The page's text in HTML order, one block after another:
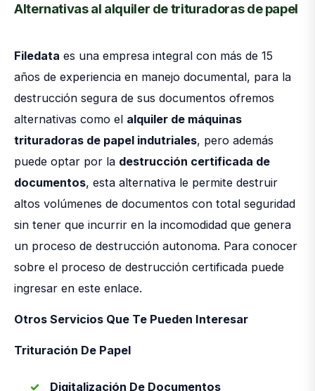
Alternativas al alquiler de trituradoras de papel
Filedata es una empresa integral con más de 15
años de experiencia en manejo documental, para la
destrucción segura de sus documentos ofremos
alternativas como el alquiler de máquinas
trituradoras de papel indutriales, pero además
puede optar por la destrucción certificada de
documentos, esta alternativa le permite destruir
altos volúmenes de documentos con total seguridad
sin tener que incurrir en la incomodidad que genera
un proceso de destrucción autonoma. Para conocer
sobre el proceso de destrucción certificada puede
ingresar en este enlace.
Otros Servicios Que Te Pueden Interesar
Trituración De Papel
Digitalización De Documentos